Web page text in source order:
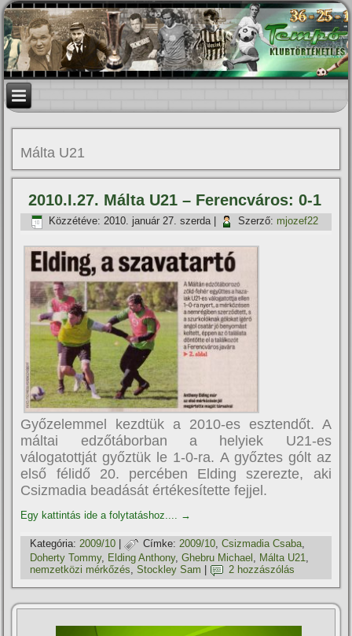
Málta U21
2010.I.27. Málta U21 – Ferencváros: 0-1
Közzétéve: 2010. január 27. szerda| Szerző: mjozef22
Győzelemmel kezdtük a 2010-es esztendőt. A
máltai edzőtáborban a helyiek U21-es
válogatottját győztük le 1-0-ra. A győztes gólt az
első félidő 20. percében Elding szerezte, aki
Csizmadia beadását értékesí­tette fejjel.
Egy kattintás ide a folytatáshoz.... →
Kategória: 2009/10 | Címke: 2009/10,Csizmadia Csaba,
Doherty Tommy, Elding Anthony,Ghebru Michael , Málta U21,
nemzetközi mérkőzés,Stockley Sam 2 hozzászólás